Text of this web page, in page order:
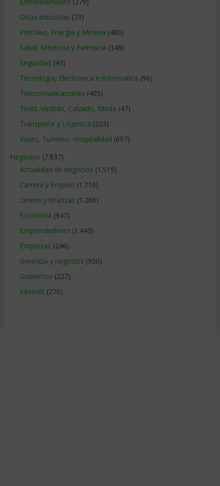
Otras industrias (73)
Petroleo, Energia y Mineria (480)
Salud, Medicina y Farmacia (348)
Seguridad (43)
Tecnologia, Electronica e Informatica (96)
Telecomunicaciones (405)
Textil, Vestido, Calzado, Moda (47)
Transporte y Logistica (223)
Viajes, Turismo, Hospitalidad (697)
Negocios (7.837)
Actualidad de negocios (1.519)
Carrera y Empleo (1.710)
Dinero y finanzas (1.260)
Economía (947)
Emprendedores (1.443)
Empresas (246)
Gerencia y negocios (900)
Gobiernos (227)
Internet (276)